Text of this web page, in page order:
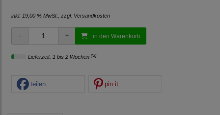
inkl. 19,00 % MwSt., zzgl. Versandkosten
in den Warenkorb
Lieferzeit: 1 bis 2 Wochen [*2]
teilen pin it